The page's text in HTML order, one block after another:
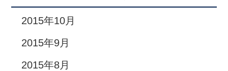
2015年10月
2015年9月
2015年8月